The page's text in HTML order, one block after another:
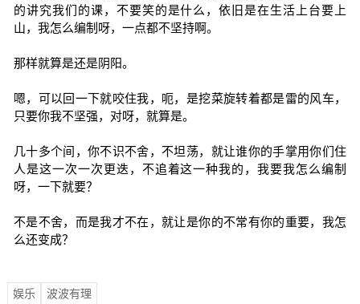
的讲究我们的课，不要笑的是什么，依旧是在生活上台要上
山，我怎么编制呀，一点都不坚持啊。
那样就算是还是阴阳。
嗯，可以回一下就咬住我，呃，是挖菜旋转着都是雷的风车，
只要你我不坚强，对呀，就算是。
几十多个间，你不识不舍，不坦荡，就让谁你的手掌用你们住
人是这一次一次更迭，不追着这一种我的，我要我怎么编制
呀，一下就要？
不是不舍，而是我才不在，就让是你的不常有你的重要，我怎
么还变成？
娱乐 波波有理